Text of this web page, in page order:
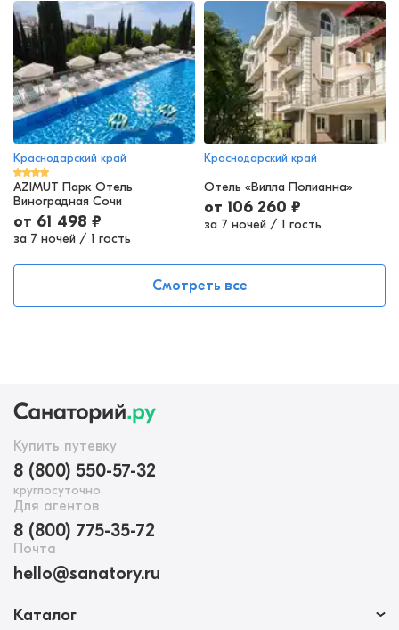
Краснодарский край
AZIMUT Парк Отель
Виноградная Сочи
от 61 498 ₽
за 7 ночей / 1 гость
Краснодарский край
Отель «Вилла Полианна»
от 106 260 ₽
за 7 ночей / 1 гость
Смотреть все
Купить путевку
8 (800) 550-57-32
круглосуточно
Для агентов
8 (800) 775-35-72
Почта
hello@sanatory.ru
Каталог